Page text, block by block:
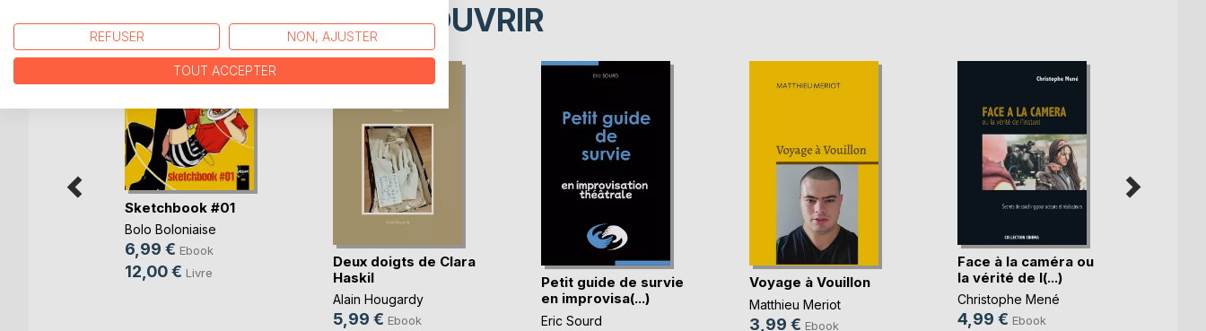
D’AUTRES TITRES À DÉCOUVRIR
Sketchbook #01
Bolo Boloniaise
6,99 € Ebook
12,00 € Livre
Deux doigts de Clara
Haskil
Alain Hougardy
5,99 € Ebook
Petit guide de survie
en improvisa(...)
Eric Sourd
Voyage à Vouillon
Matthieu Meriot
3,99 € Ebook
Face à la caméra ou
la vérité de l(...)
Christophe Mené
4,99 € Ebook
REFUSER NON, AJUSTER
TOUT ACCEPTER